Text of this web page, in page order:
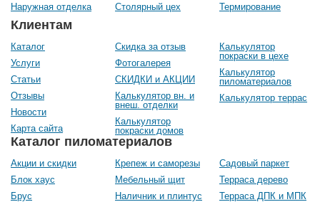
Каталог пиломатериалов
Акции и скидки
Блок хаус
Брус
Крепеж и саморезы
Мебельный щит
Наличник и плинтус
Садовый паркет
Терраса дерево
Терраса ДПК и МПК
Наружная отделка
Столярный цех
Термирование
Клиентам
Каталог
Услуги
Статьи
Отзывы
Новости
Карта сайта
Скидка за отзыв
Фотогалерея
СКИДКИ и АКЦИИ
Калькулятор вн. и
внеш. отделки
Калькулятор
покраски домов
Калькулятор
покраски в цехе
Калькулятор
пиломатериалов
Калькулятор террас